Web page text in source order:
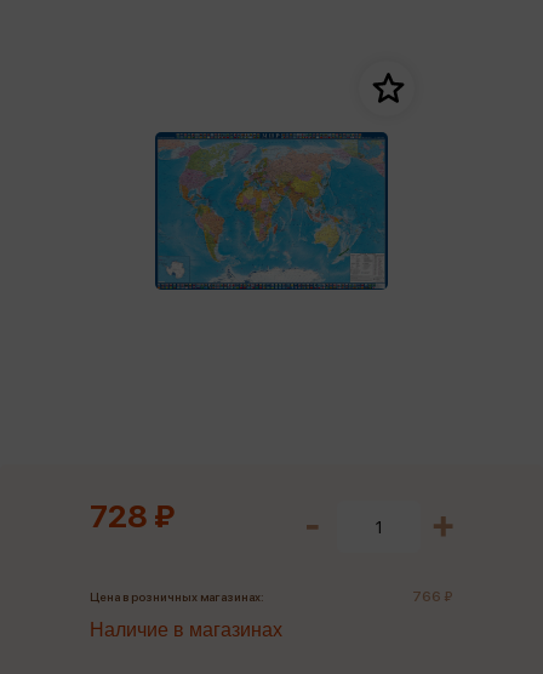
728 ₽
Цена в розничных магазинах: 766 ₽
Наличие в магазинах